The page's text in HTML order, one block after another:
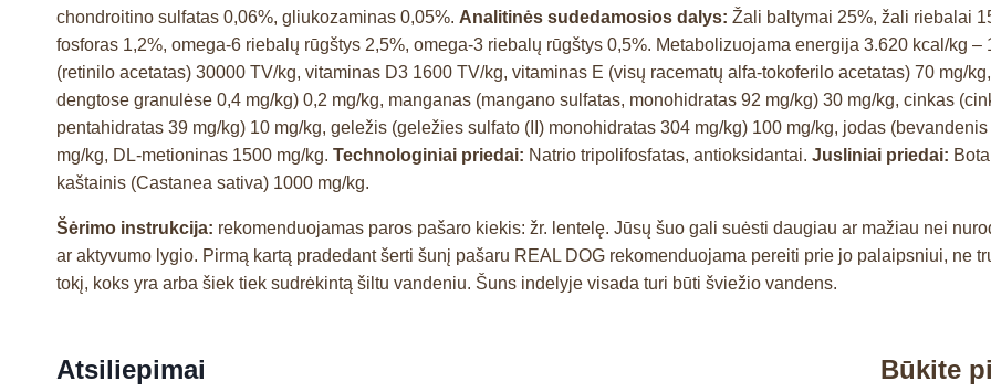
chondroitino sulfatas 0,06%, gliukozaminas 0,05%. Analitinės sudedamosios dalys: Žali baltymai 25%, žali riebalai
fosforas 1,2%, omega-6 riebalų rūgštys 2,5%, omega-3 riebalų rūgštys 0,5%. Metabolizuojama energija 3.620 kcal/kg –
(retinilo acetatas) 30000 TV/kg, vitaminas D3 1600 TV/kg, vitaminas E (visų racematų alfa-tokoferilo acetatas) 70 mg/
dengtose granulėse 0,4 mg/kg) 0,2 mg/kg, manganas (mangano sulfatas, monohidratas 92 mg/kg) 30 mg/kg, cinkas
pentahidratas 39 mg/kg) 10 mg/kg, geležis (geležies sulfato (II) monohidratas 304 mg/kg) 100 mg/kg, jodas
mg/kg, DL-metioninas 1500 mg/kg. Technologiniai priedai: Natrio tripolifosfatas, antioksidantai. Jusliniai priedai:
kaštainis (Castanea sativa) 1000 mg/kg.
Šėrimo instrukcija: rekomenduojamas paros pašaro kiekis: žr. lentelę. Jūsų šuo gali suėsti daugiau ar mažiau nei
ar aktyvumo lygio. Pirmą kartą pradedant šerti šunį pašaru REAL DOG rekomenduojama pereiti prie jo palaipsniui, ne
tokį, koks yra arba šiek tiek sudrėkintą šiltu vandeniu. Šuns indelyje visada turi būti šviežio vandens.
Atsiliepimai
Būkite